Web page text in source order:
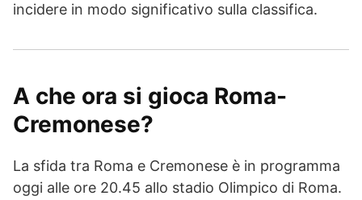
incidere in modo significativo sulla classifica.
A che ora si gioca Roma-
Cremonese?
La sfida tra Roma e Cremonese è in programma
oggi alle ore 20.45 allo stadio Olimpico di Roma.